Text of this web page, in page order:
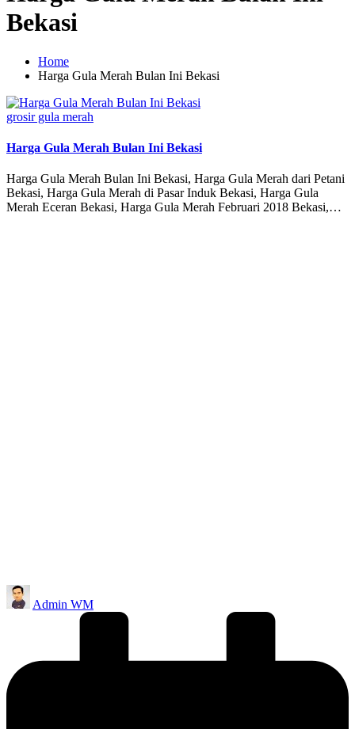
Bekasi
Home
Harga Gula Merah Bulan Ini Bekasi
Posted
grosir gula merah
Harga Gula Merah Bulan Ini Bekasi
Harga Gula Merah Bulan Ini Bekasi, Harga Gula Merah dari Petani
Bekasi, Harga Gula Merah di Pasar Induk Bekasi, Harga Gula
Merah Eceran Bekasi, Harga Gula Merah Februari 2018 Bekasi,…
Posted
by
Admin WM